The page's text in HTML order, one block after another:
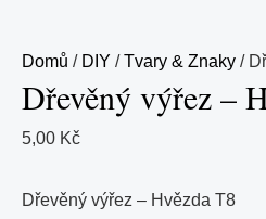
Domů / DIY /Tvary & Znaky /
Dřevěný výřez –
5,00 Kč
Dřevěný výřez – Hvězda T8